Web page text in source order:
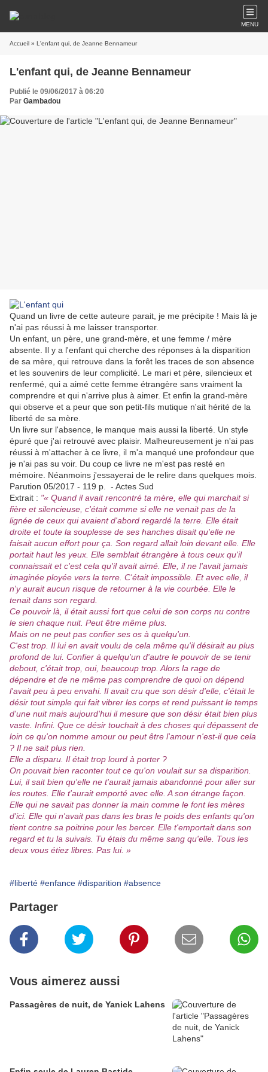
MENU
Accueil » L'enfant qui, de Jeanne Bennameur
L'enfant qui, de Jeanne Bennameur
Publié le 09/06/2017 à 06:20
Par Gambadou
Quand un livre de cette auteure parait, je me précipite ! Mais là je
n'ai pas réussi à me laisser transporter.
Un enfant, un père, une grand-mère, et une femme / mère
absente. Il y a l'enfant qui cherche des réponses à la disparition
de sa mère, qui retrouve dans la forêt les traces de son absence
et les souvenirs de leur complicité. Le mari et père, silencieux et
renfermé, qui a aimé cette femme étrangère sans vraiment la
comprendre et qui n'arrive plus à aimer. Et enfin la grand-mère
qui observe et a peur que son petit-fils mutique n'ait hérité de la
liberté de sa mère.
Un livre sur l'absence, le manque mais aussi la liberté. Un style
épuré que j'ai retrouvé avec plaisir. Malheureusement je n'ai pas
réussi à m'attacher à ce livre, il m'a manqué une profondeur que
je n'ai pas su voir. Du coup ce livre ne m'est pas resté en
mémoire. Néanmoins j'essayerai de le relire dans quelques mois.
Parution 05/2017 - 119 p. - Actes Sud
Extrait : "« Quand il avait rencontré ta mère, elle qui marchait si
fière et silencieuse, c'était comme si elle ne venait pas de la
lignée de ceux qui avaient d'abord regardé la terre. Elle était
droite et toute la souplesse de ses hanches disait qu'elle ne
faisait aucun effort pour ça. Son regard allait loin devant elle. Elle
portait haut les yeux. Elle semblait étrangère à tous ceux qu'il
connaissait et c'est cela qu'il avait aimé. Elle, il ne l'avait jamais
imaginée ployée vers la terre. C'était impossible. Et avec elle, il
n'y aurait aucun risque de retourner à la vie courbée. Elle le
tenait dans son regard.
Ce pouvoir là, il était aussi fort que celui de son corps nu contre
le sien chaque nuit. Peut être même plus.
Mais on ne peut pas confier ses os à quelqu'un.
C'est trop. Il lui en avait voulu de cela même qu'il désirait au plus
profond de lui. Confier à quelqu'un d'autre le pouvoir de se tenir
debout, c'était trop, oui, beaucoup trop. Alors la rage de
dépendre et de ne même pas comprendre de quoi on dépend
l'avait peu à peu envahi. Il avait cru que son désir d'elle, c'était le
désir tout simple qui fait vibrer les corps et rend puissant le temps
d'une nuit mais aujourd'hui il mesure que son désir était bien plus
vaste. Infini. Que ce désir touchait à des choses qui dépassent de
loin ce qu'on nomme amour ou peut être l'amour n'est-il que cela
? Il ne sait plus rien.
Elle a disparu. Il était trop lourd à porter ?
On pouvait bien raconter tout ce qu'on voulait sur sa disparition.
Lui, il sait bien qu'elle ne t'aurait jamais abandonné pour aller sur
les routes. Elle t'aurait emporté avec elle. A son étrange façon.
Elle qui ne savait pas donner la main comme le font les mères
d'ici. Elle qui n'avait pas dans les bras le poids des enfants qu'on
tient contre sa poitrine pour les bercer. Elle t'emportait dans son
regard et tu la suivais. Tu étais du même sang qu'elle. Tous les
deux vous étiez libres. Pas lui. »
#liberté #enfance #disparition #absence
Partager
Vous aimerez aussi
Passagères de nuit, de Yanick Lahens